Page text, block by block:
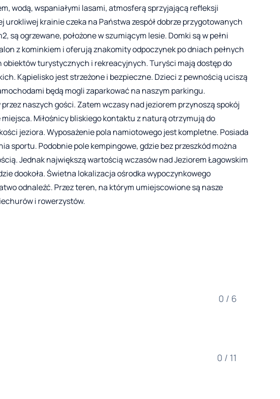
wodą, wspaniałymi lasami, atmosferą sprzyjającą refleksji
krainie czeka na Państwa zespół dobrze przygotowanych
są ogrzewane, położone w szumiącym lesie. Domki są w pełni
z kominkiem i oferują znakomity odpoczynek po dniach pełnych
turystycznych i rekreacyjnych. Turyści mają dostęp do
Kąpielisko jest strzeżone i bezpieczne. Dzieci z pewnością uciszą
będą mogli zaparkować na naszym parkingu.
naszych gości. Zatem wczasy nad jeziorem przynoszą spokój
Miłośnicy bliskiego kontaktu z naturą otrzymują do
jeziora. Wyposażenie pola namiotowego jest kompletne. Posiada
sportu. Podobnie pole kempingowe, gdzie bez przeszkód można
Jednak największą wartością wczasów nad Jeziorem Łagowskim
dookoła. Świetna lokalizacja ośrodka wypoczynkowego
odnaleźć. Przez teren, na którym umiejscowione są nasze
i rowerzystów.
0 / 6
0 / 11